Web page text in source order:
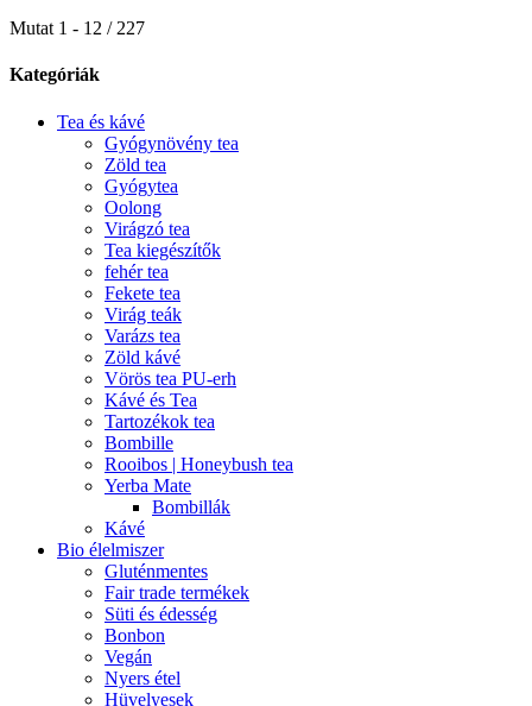
Mutat 1 - 12 / 227
Kategóriák
Tea és kávé
Gyógynövény tea
Zöld tea
Gyógytea
Oolong
Virágzó tea
Tea kiegészítők
fehér tea
Fekete tea
Virág teák
Varázs tea
Zöld kávé
Vörös tea PU-erh
Kávé és Tea
Tartozékok tea
Bombille
Rooibos | Honeybush tea
Yerba Mate
Bombillák
Kávé
Bio élelmiszer
Gluténmentes
Fair trade termékek
Süti és édesség
Bonbon
Vegán
Nyers étel
Hüvelyesek